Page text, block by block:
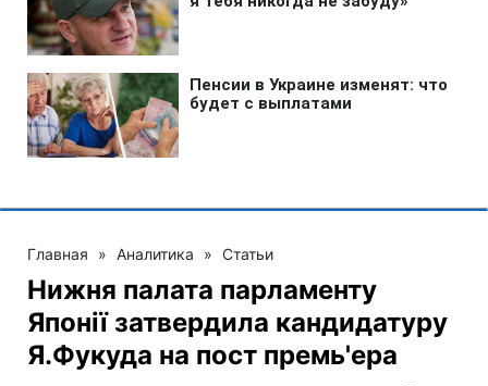
Главная » Аналитика » Статьи
Нижня палата парламенту
Японії затвердила кандидатуру
Я.Фукуда на пост премь'ера